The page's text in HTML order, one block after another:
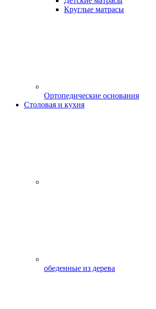
Круглые матрасы
Ортопедические основания
Столовая и кухня
обеденные из дерева